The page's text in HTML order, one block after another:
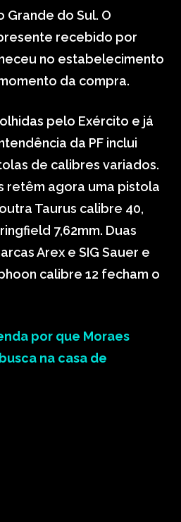
Grande do Sul. O
recebido por
no estabelecimento
da compra.
pelo Exército e já
da PF inclui
de calibres variados.
retêm agora uma pistola
Taurus calibre 40,
7,62mm. Duas
Arex e SIG Sauer e
calibre 12 fecham o
por que Moraes
na casa de